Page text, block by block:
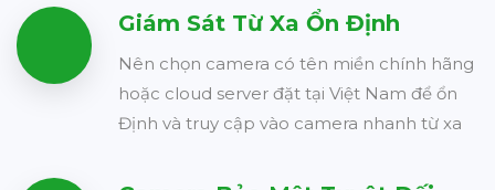
Giám Sát Từ Xa Ổn Định
Nên chọn camera có tên miền chính hãng
hoặc cloud server đặt tại Việt Nam để ổn
Định và truy cập vào camera nhanh từ xa